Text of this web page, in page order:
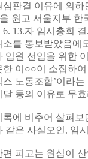
심판결 이유에 의
원고 서울지부 한
6. 13.자 임시총회
소를 통보받았음에
임원 선임을 위한
한 이○○이 소집하
스 노동조합’이라
달 등의 이유로 무
록에 비추어 살펴
같은 사실오인, 임
편 피고는 원심이